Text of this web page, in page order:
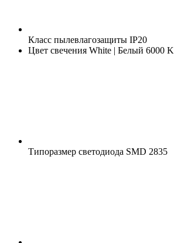
Класс пылевлагозащиты IP20
Цвет свечения White | Белый 6000 K
Типоразмер светодиода SMD 2835